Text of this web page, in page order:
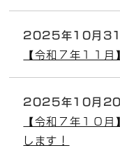
2025年10月
【令和７年１１
2025年10月
【令和７年１０
します！